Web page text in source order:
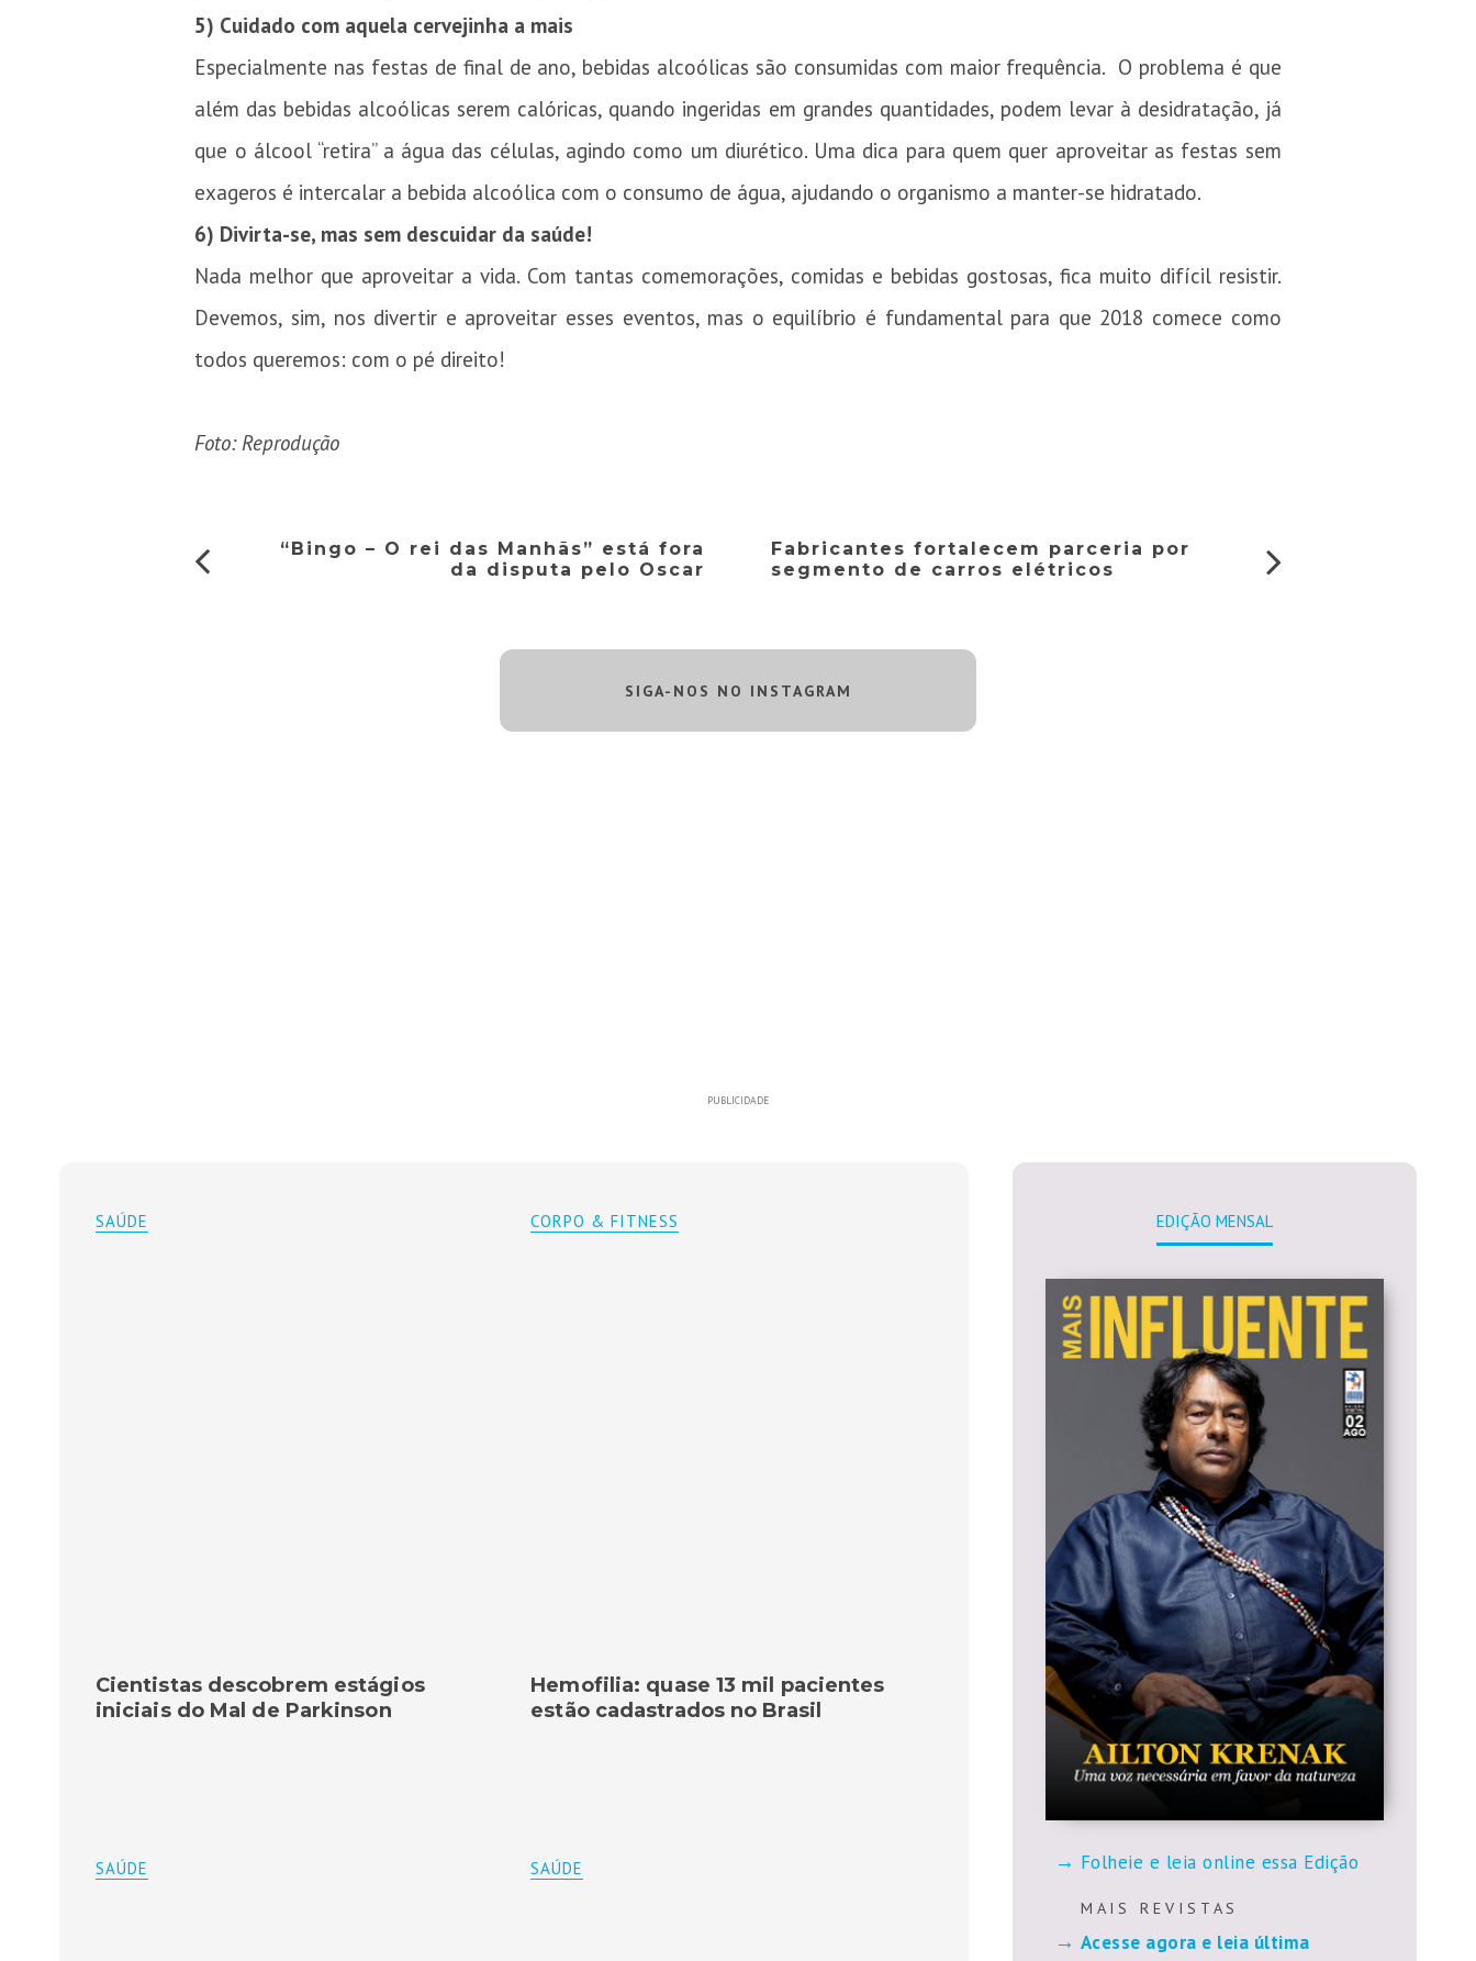
5) Cuidado com aquela cervejinha a mais
Especialmente nas festas de final de ano, bebidas alcoólicas são consumidas com maior frequência. O problema é que
além das bebidas alcoólicas serem calóricas, quando ingeridas em grandes quantidades, podem levar à desidratação, já
que o álcool “retira” a água das células, agindo como um diurético. Uma dica para quem quer aproveitar as festas sem
exageros é intercalar a bebida alcoólica com o consumo de água, ajudando o organismo a manter-se hidratado.
6) Divirta-se, mas sem descuidar da saúde!
Nada melhor que aproveitar a vida. Com tantas comemorações, comidas e bebidas gostosas, fica muito difícil resistir.
Devemos, sim, nos divertir e aproveitar esses eventos, mas o equilíbrio é fundamental para que 2018 comece como
todos queremos: com o pé direito!
Foto: Reprodução
“Bingo – O rei das Manhãs” está fora
da disputa pelo Oscar
Fabricantes fortalecem parceria por
segmento de carros elétricos
SIGA-NOS NO INSTAGRAM
PUBLICIDADE
CORPO & FITNESS
Hemofilia: quase 13 mil pacientes
estão cadastrados no Brasil
SAÚDE
Cientistas descobrem estágios
iniciais do Mal de Parkinson
SAÚDE
SAÚDE
EDIÇÃO MENSAL
Folheie e leia online essa Edição
M A I S R E V I S T A S
Acesse agora e leia última